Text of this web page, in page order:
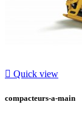
 Quick view
compacteurs-a-main